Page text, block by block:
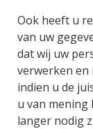
Ook heeft u
van uw
dat wij uw
verwerken en
indien u de
u van mening
langer nodig